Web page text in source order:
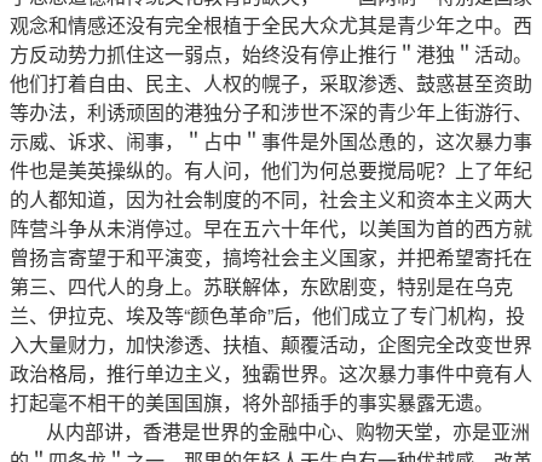
观念和情感还没有完全根植于全民大众尤其是青少年之中。西
方反动势力抓住这一弱点，始终没有停止推行＂港独＂活动。
他们打着自由、民主、人权的幌子，采取渗透、鼓惑甚至资助
等办法，利诱顽固的港独分子和涉世不深的青少年上街游行、
示威、诉求、闹事，＂占中＂事件是外国怂恿的，这次暴力事
件也是美英操纵的。有人问，他们为何总要搅局呢？上了年纪
的人都知道，因为社会制度的不同，社会主义和资本主义两大
阵营斗争从未消停过。早在五六十年代，以美国为首的西方就
曾扬言寄望于和平演变，搞垮社会主义国家，并把希望寄托在
第三、四代人的身上。苏联解体，东欧剧变，特别是在乌克
兰、伊拉克、埃及等“颜色革命”后，他们成立了专门机构，投
入大量财力，加快渗透、扶植、颠覆活动，企图完全改变世界
政治格局，推行单边主义，独霸世界。这次暴力事件中竟有人
打起毫不相干的美国国旗，将外部插手的事实暴露无遗。
从内部讲，香港是世界的金融中心、购物天堂，亦是亚洲